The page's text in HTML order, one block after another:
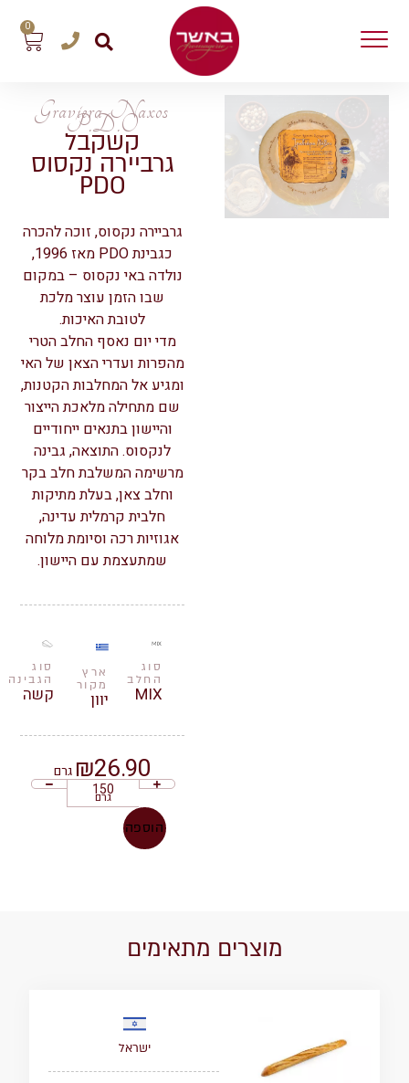
0
Graviera Naxos
P.D.O
קשקבל
גרביירה נקסוס
PDO
גרביירה נקסוס, זוכה להכרה
כגבינת PDO מאז 1996,
נולדה באי נקסוס – במקום
שבו הזמן עוצר מלכת
לטובת האיכות.
מדי יום נאסף החלב הטרי
מהפרות ועדרי הצאן של האי
ומגיע אל המחלבות הקטנות,
שם מתחילה מלאכת הייצור
והיישון בתנאים ייחודיים
לנקסוס. התוצאה, גבינה
מרשימה המשלבת חלב בקר
וחלב צאן, בעלת מתיקות
חלבית קרמלית עדינה,
אגוזיות רכה וסיומת מלוחה
שמתעצמת עם היישון.
סוג
החלב
MIX
ארץ
מקור
יוון
סוג
הגבינה
קשה
₪26.90 גרם
גרם
הוספה
מוצרים מתאימים
ישראל